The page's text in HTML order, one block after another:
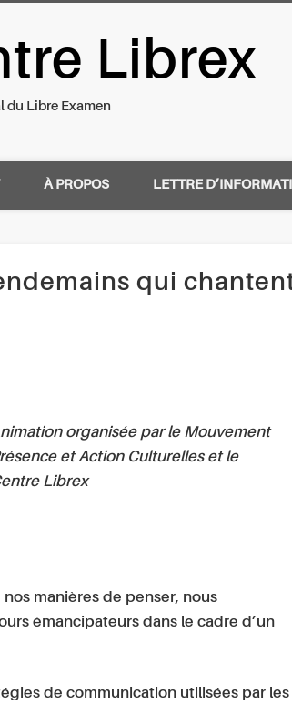
Examen
Librex
du Libre Examen
À PROPOS LETTRE
qui
organisée par le Mouvement
et Action Culturelles et le
Librex
manières de penser, nous
émancipateurs dans le cadre d’un
de communication utilisées par les